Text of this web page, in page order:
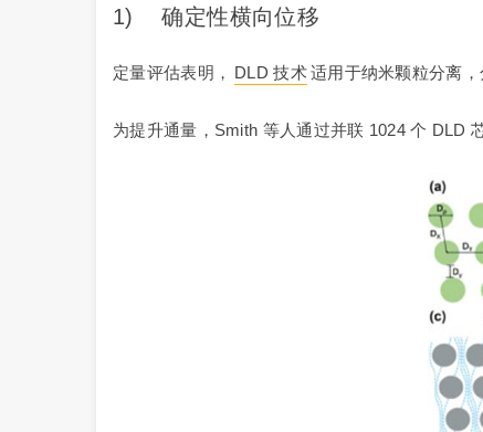
1) 确定性横向位移
定量评估表明， DLD 技术适用于纳米颗粒分离
为提升通量，Smith 等人通过并联 1024 个 DLD